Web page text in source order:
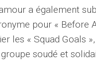
a également
pour « Before
les « Squad Goals
soudé et